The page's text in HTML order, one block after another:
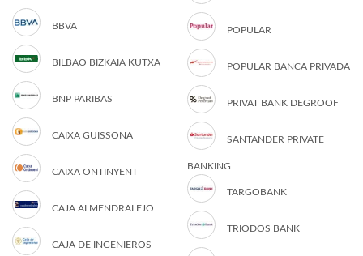
BBVA
BILBAO BIZKAIA KUTXA
BNP PARIBAS
CAIXA GUISSONA
CAIXA ONTINYENT
CAJA ALMENDRALEJO
CAJA DE INGENIEROS
POPULAR
POPULAR BANCA PRIVADA
PRIVAT BANK DEGROOF
SANTANDER PRIVATE
BANKING
TARGOBANK
TRIODOS BANK